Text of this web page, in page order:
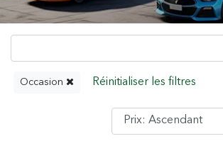
Occasion